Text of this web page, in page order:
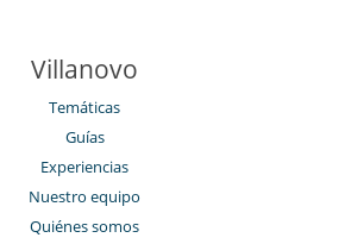
Villanovo
Temáticas
Guías
Experiencias
Nuestro equipo
Quiénes somos